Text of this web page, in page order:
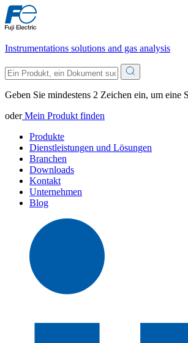
Instrumentations solutions and gas analysis
Geben Sie mindestens 2 Zeichen ein, um eine
oderMein Produkt finden
Produkte
Dienstleistungen und Lösungen
Branchen
Downloads
Kontakt
Unternehmen
Blog